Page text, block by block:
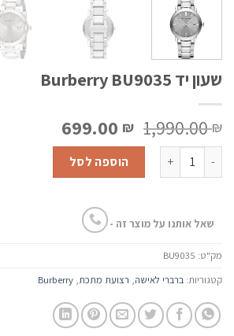
שעון יד Burberry BU9035
1,990.00₪ המחיר
המקורי
היה:
1,990.00 ₪.
699.00 ₪
הנוכחי
699.00 ₪.
כמות של שעון יד Burberry BU9035 הוספה לסל
שאל אותנו על מוצר זה -
מק"ט: BU9035
קטגוריות: ברברי לאישה, רצועת מתכת,
Burberry